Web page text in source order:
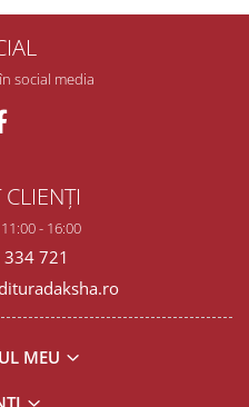
social media
- 16:00
721
MEU